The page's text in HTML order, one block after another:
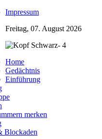
Impressum
Freitag, 07. August 2026
Home
Gedächtnis
Einführung
merken
Blockaden